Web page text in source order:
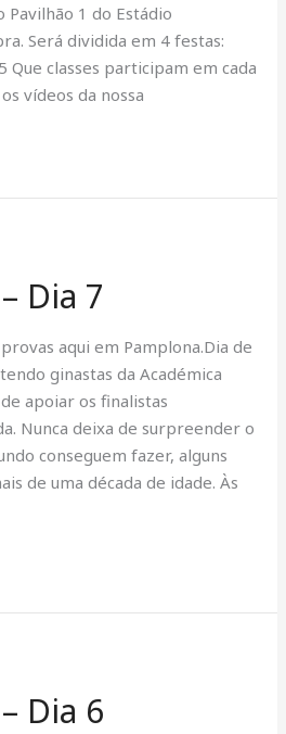
1 do Estádio
Será dividida em 4 festas:
Que classes participam em cada
vídeos da nossa
Dia 7
aqui em Pamplona.Dia de
ginastas da Académica
apoiar os finalistas
Nunca deixa de surpreender o
conseguem fazer, alguns
de uma década de idade. Às
Dia 6